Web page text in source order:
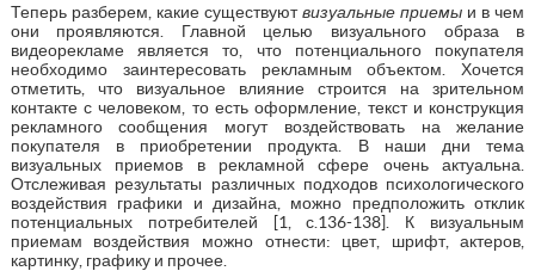
Теперь разберем, какие существуютвизуальные приемы и в чем
они проявляются. Главной целью визуального образа в
видеорекламе является то, что потенциального покупателя
необходимо заинтересовать рекламным объектом. Хочется
отметить, что визуальное влияние строится на зрительном
контакте с человеком, то есть оформление, текст и конструкция
рекламного сообщения могут воздействовать на желание
покупателя в приобретении продукта. В наши дни тема
визуальных приемов в рекламной сфере очень актуальна.
Отслеживая результаты различных подходов психологического
воздействия графики и дизайна, можно предположить отклик
потенциальных потребителей [1, с.136-138]. К визуальным
приемам воздействия можно отнести: цвет, шрифт, актеров,
картинку, графику и прочее.